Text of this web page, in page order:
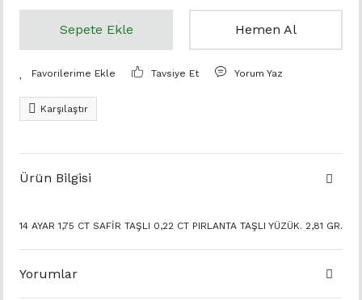
Sepete Ekle Hemen Al
Tavsiye Et Yorum Yaz
Karşılaştır
Ürün Bilgisi
14 AYAR 1,75 CT SAFİR TAŞLI 0,22 CT PIRLANTA TAŞLI YÜZÜK. 2,81 GR.
Yorumlar